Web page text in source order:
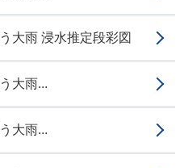
大雨 浸水推定段彩図
大雨...
大雨...